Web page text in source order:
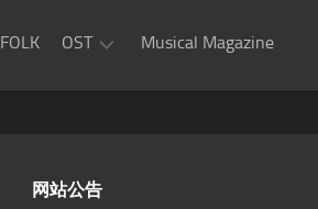
FOLK OST
OST
Musical Magazine
网站公告